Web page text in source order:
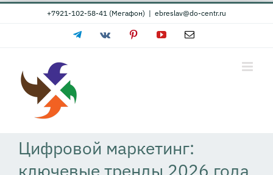
Skip
+7921-102-58-41 (Мегафон) | ebreslav@do-centr.ru
TelegramVk PinterestYouTubeEmail
Цифровой маркетинг: